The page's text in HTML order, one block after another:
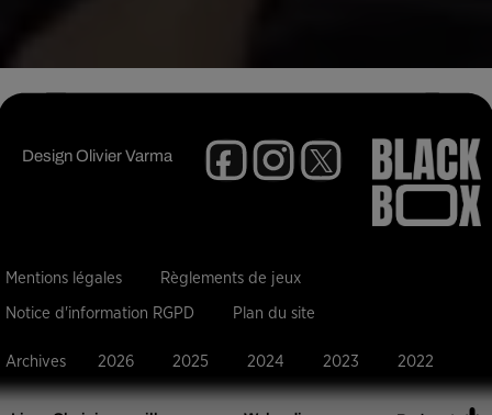
DesignOlivier Varma
Mentions légales Règlements de jeux
Notice d'information RGPD Plan du site
Archives 2026 2025 2024 2023 2022